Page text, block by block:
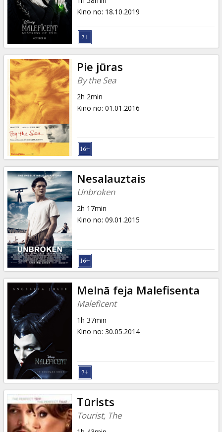
Kino no: 18.10.2019
Pie jūras
By the Sea
2h 2min
Kino no: 01.01.2016
Nesalauztais
Unbroken
2h 17min
Kino no: 09.01.2015
Melnā feja Malefisenta
Maleficent
1h 37min
Kino no: 30.05.2014
Tūrists
Tourist, The